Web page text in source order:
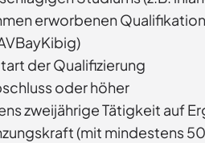
erworbenen
der Qualifizierung
oder höher
zweijährige Tätigkeit auf
(mit mindestens